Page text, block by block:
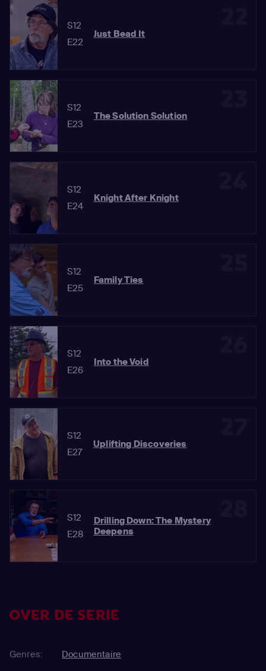
S12
E22
Just Bead It
S12
E23
The Solution Solution
S12
E24
Knight After Knight
S12
E25
Family Ties
S12
E26
Into the Void
S12
E27
Uplifting Discoveries
S12
E28
Drilling Down: The Mystery
Deepens
OVER DE SERIE
Genres: Documentaire